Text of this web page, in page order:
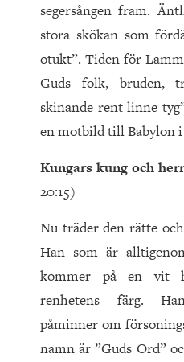
segersången fram.
stora skökan som
otukt”. Tiden för
Guds folk, bruden,
skinande rent linne
en motbild till Babylon i
Kungars kung och
20:15)
Nu träder den rätte
Han som är
kommer på en vit
renhetens färg.
påminner om
namn är ”Guds Ord”